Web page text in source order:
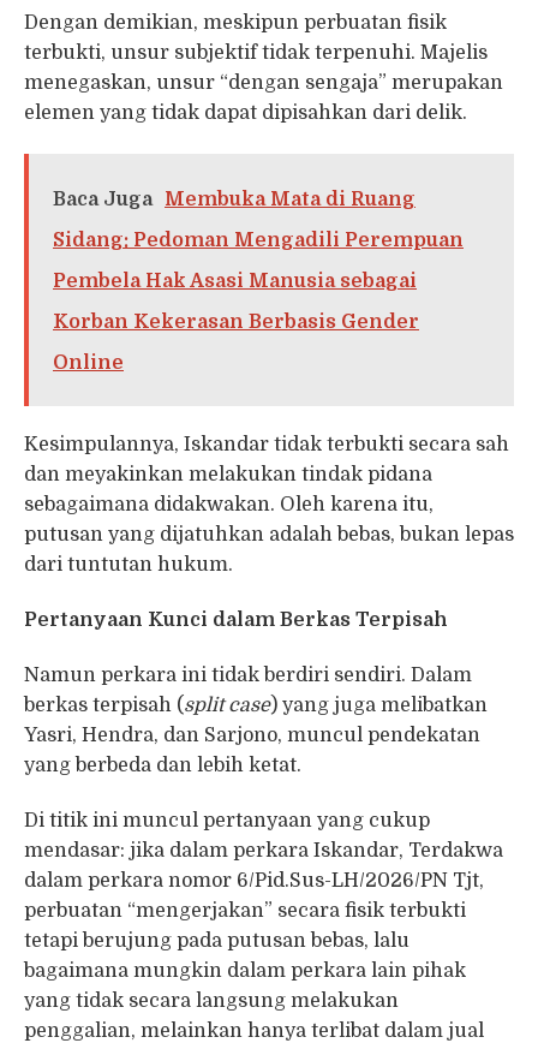
Dengan demikian, meskipun perbuatan fisik
terbukti, unsur subjektif tidak terpenuhi. Majelis
menegaskan, unsur “dengan sengaja” merupakan
elemen yang tidak dapat dipisahkan dari delik.
Baca Juga
Membuka Mata di Ruang
Sidang: Pedoman Mengadili Perempuan
Pembela Hak Asasi Manusia sebagai
Korban Kekerasan Berbasis Gender
Online
Kesimpulannya, Iskandar tidak terbukti secara sah
dan meyakinkan melakukan tindak pidana
sebagaimana didakwakan. Oleh karena itu,
putusan yang dijatuhkan adalah bebas, bukan lepas
dari tuntutan hukum.
Pertanyaan Kunci dalam Berkas Terpisah
Namun perkara ini tidak berdiri sendiri. Dalam
berkas terpisah (split case) yang juga melibatkan
Yasri, Hendra, dan Sarjono, muncul pendekatan
yang berbeda dan lebih ketat.
Di titik ini muncul pertanyaan yang cukup
mendasar: jika dalam perkara Iskandar, Terdakwa
dalam perkara nomor 6/Pid.Sus-LH/2026/PN Tjt,
perbuatan “mengerjakan” secara fisik terbukti
tetapi berujung pada putusan bebas, lalu
bagaimana mungkin dalam perkara lain pihak
yang tidak secara langsung melakukan
penggalian, melainkan hanya terlibat dalam jual